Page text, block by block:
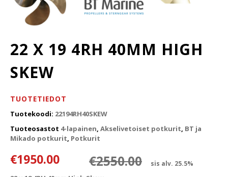
22 X 19 4RH 40MM HIGH
SKEW
TUOTETIEDOT
Tuotekoodi: 22194RH40SKEW
Tuoteosastot 4-lapainen, Akselivetoiset potkurit, BT ja
Mikado potkurit, Potkurit
€2550.00
€1950.00 Nykyinen
sis alv. 25.5%